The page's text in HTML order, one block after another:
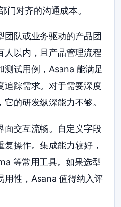
门对齐的沟通成本。
团队或业务驱动的产品团
人以内，且产品管理流程
测试用例，Asana 能满足
追踪需求。对于需要深度
的研发纵深能力不够。
面交互流畅。自定义字段
操作。集成能力较好，
等常用工具。如果选型
用性，Asana 值得纳入评